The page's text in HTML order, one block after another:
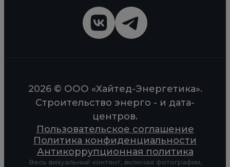
2026 © ООО «Хайтед-Энергетика».
Строительство энерго - и дата-
центров.
Пользовательское соглашение
Политика конфиденциальности
Антикоррупционная политика
Весь визуальный контент, включая фотографии,